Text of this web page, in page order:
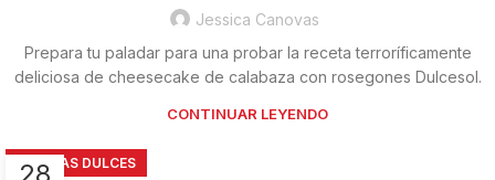
Jessica Canovas
Prepara tu paladar para una probar la receta terroríficamente
deliciosa de cheesecake de calabaza con rosegones Dulcesol.
CONTINUAR LEYENDO
RECETAS DULCES